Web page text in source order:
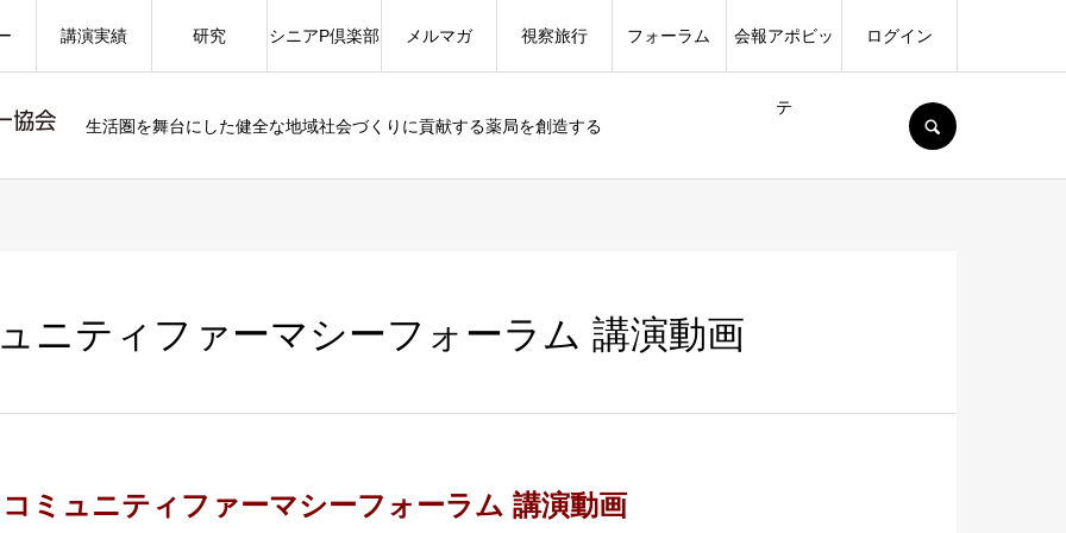
生活圏を舞台にした健全な地域社会づくりに貢献する薬局を創造する
講演実績 研究 シニアP倶楽部 メルマガ 視察旅行 フォーラム 会報アポビッ
テ
ログイン
ニティファーマシーフォーラム 講演動画
ミュニティファーマシーフォーラム 講演動画